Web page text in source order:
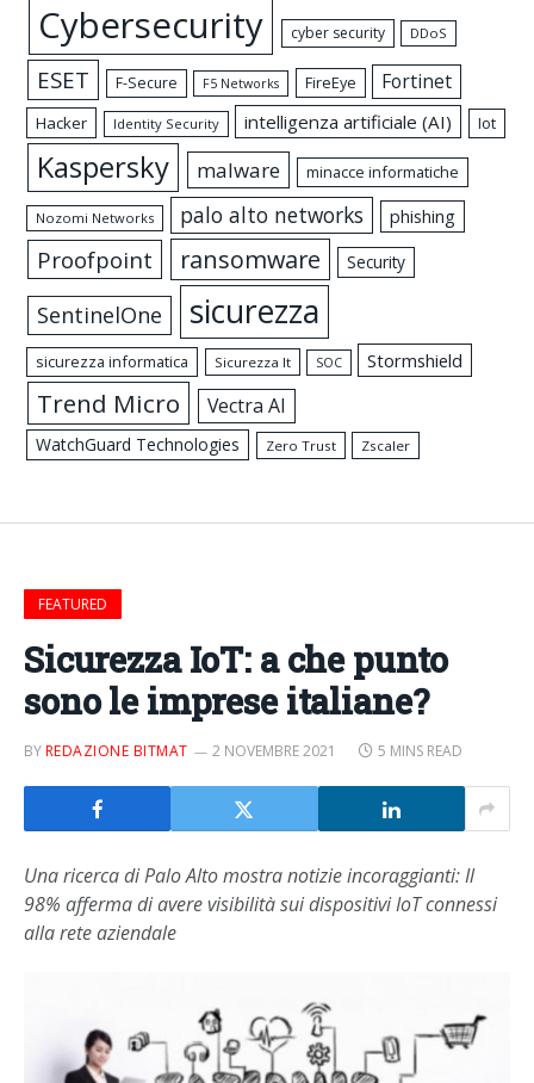
Cybersecurity cyber security DDoS
ESET F-Secure F5 Networks FireEye Fortinet
Hacker Identity Security intelligenza artificiale (AI) Iot
Kaspersky malware minacce informatiche
Nozomi Networks palo alto networks phishing
Proofpoint ransomware Security
SentinelOne sicurezza
sicurezza informatica Sicurezza It SOC Stormshield
Trend Micro Vectra AI
WatchGuard Technologies Zero Trust Zscaler
FEATURED
Sicurezza IoT: a che punto
sono le imprese italiane?
BYREDAZIONE BITMAT 2 NOVEMBRE 2021 5 MINS READ
Una ricerca di Palo Alto mostra notizie incoraggianti: Il
98% afferma di avere visibilità sui dispositivi IoT connessi
alla rete aziendale